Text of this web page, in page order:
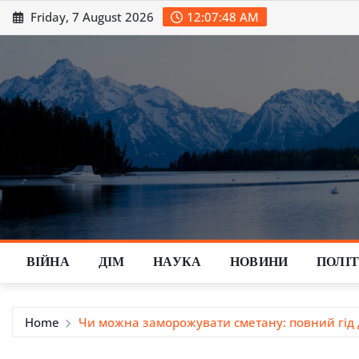
Skip
to
Friday, 7 August 2026 12:07:49 AM
ВІЙНА ДІМ НАУКА НОВИНИ
Home Чи можна заморожувати сметану: повний гід